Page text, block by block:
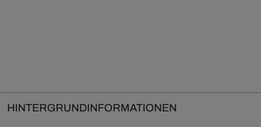
HINTERGRUNDINFORMATIONEN